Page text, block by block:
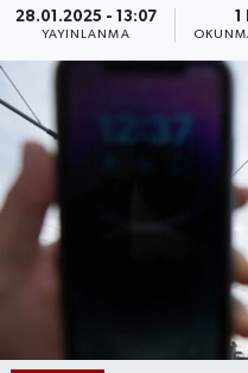
28.01.2025 - 13:07
YAYINLANMA